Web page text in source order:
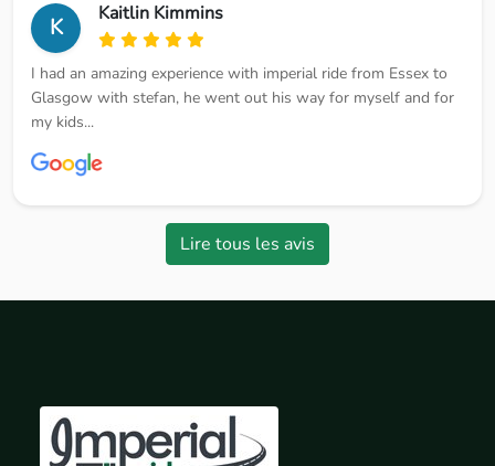
K Kaitlin Kimmins
I had an amazing experience with imperial ride from Essex to
Glasgow with stefan, he went out his way for myself and for
my kids...
Lire tous les avis